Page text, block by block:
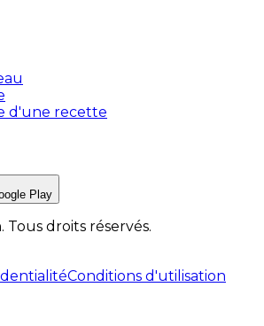
d'une recette
Play
Tous droits réservés.
Conditions d'utilisation